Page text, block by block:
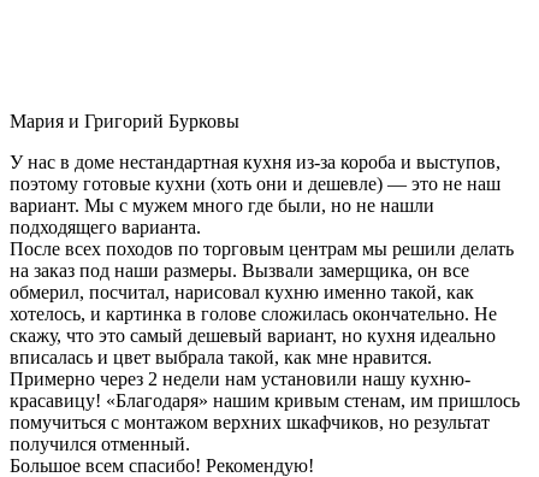
Мария и Григорий Бурковы
У нас в доме нестандартная кухня из-за короба и выступов,
поэтому готовые кухни (хоть они и дешевле) — это не наш
вариант. Мы с мужем много где были, но не нашли
подходящего варианта.
После всех походов по торговым центрам мы решили делать
на заказ под наши размеры. Вызвали замерщика, он все
обмерил, посчитал, нарисовал кухню именно такой, как
хотелось, и картинка в голове сложилась окончательно. Не
скажу, что это самый дешевый вариант, но кухня идеально
вписалась и цвет выбрала такой, как мне нравится.
Примерно через 2 недели нам установили нашу кухню-
красавицу! «Благодаря» нашим кривым стенам, им пришлось
помучиться с монтажом верхних шкафчиков, но результат
получился отменный.
Большое всем спасибо! Рекомендую!